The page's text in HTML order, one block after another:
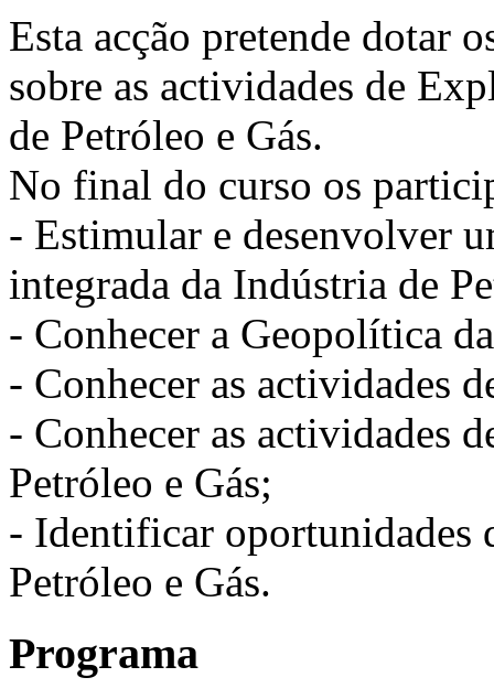
Esta acção pretende dotar
sobre as actividades de
de Petróleo e Gás.
No final do curso os
- Estimular e desenvolver
integrada da Indústria de
- Conhecer a Geopolítica
- Conhecer as actividades
- Conhecer as actividades
Petróleo e Gás;
- Identificar oportunidades
Petróleo e Gás.
Programa